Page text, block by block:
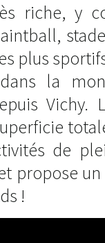
riche, y
plus
la
Vichy.
de
propose
!